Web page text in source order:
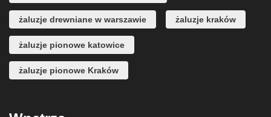
żaluzje drewniane w warszawie żaluzje kraków
żaluzje pionowe katowice
żaluzje pionowe Kraków